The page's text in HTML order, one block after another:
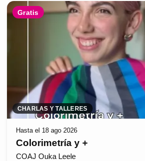
Gratis
CHARLAS Y TALLERES
Hasta el 18 ago 2026
Colorimetría y +
COAJ Ouka Leele